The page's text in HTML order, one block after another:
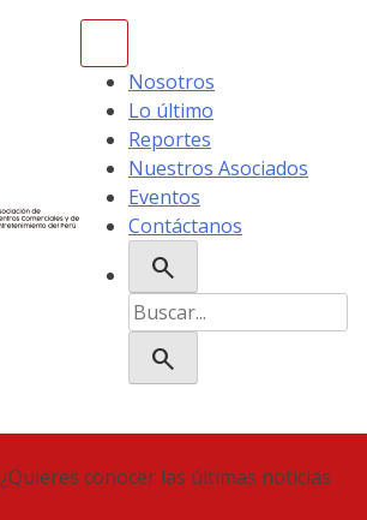
Nosotros
Lo último
Reportes
Nuestros Asociados
Eventos
Contáctanos
search
Buscar:
search
¿Quieres conocer las últimas noticias